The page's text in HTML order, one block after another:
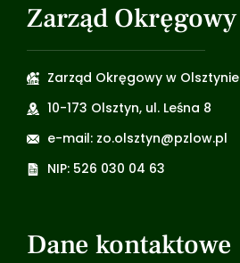
Zarząd Okręgowy
Zarząd Okręgowy w Olsztynie
10-173 Olsztyn, ul. Leśna 8
e-mail: zo.olsztyn@pzlow.pl
NIP: 526 030 04 63
Dane kontaktowe